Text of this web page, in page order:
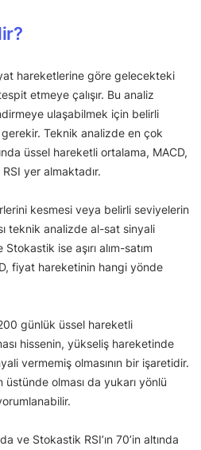
hareketlerine göre gelecekteki
etmeye çalışır. Bu analiz
ulaşabilmek için belirli
Teknik analizde en çok
üssel hareketli ortalama, MACD,
yer almaktadır.
kesmesi veya belirli seviyelerin
teknik analizde al-sat sinyali
ise aşırı alım-satım
fiyat hareketinin hangi yönde
günlük üssel hareketli
hissenin, yükseliş hareketinde
vermemiş olmasının bir işaretidir.
üstünde olması da yukarı yönlü
ve Stokastik RSI’ın 70’in altında